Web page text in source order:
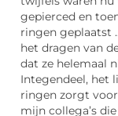
gepierced en
ringen geplaatst
het dragen van
dat ze helemaal
Integendeel, het
ringen zorgt
mijn collega’s